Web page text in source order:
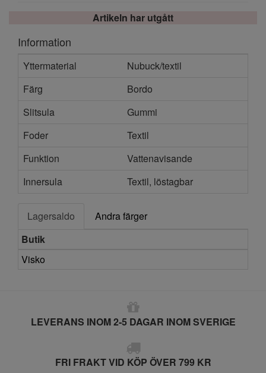
Artikeln har utgått
Information
Yttermaterial
Nubuck/textil
Färg
Bordo
Slitsula
Gummi
Foder
Textil
Funktion
Vattenavisande
Innersula
Textil, löstagbar
Lagersaldo
Andra färger
Butik
Visko
LEVERANS INOM 2-5 DAGAR INOM SVERIGE
FRI FRAKT VID KÖP ÖVER 799 KR